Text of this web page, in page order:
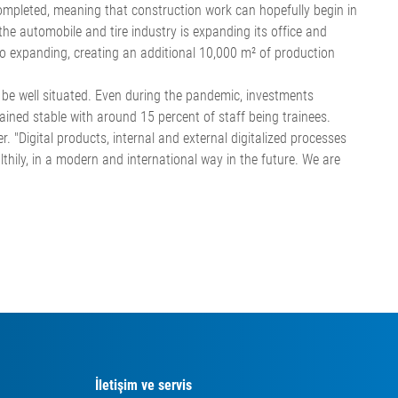
meaning that construction work can hopefully begin in
automobile and tire industry is expanding its office and
expanding, creating an additional 10,000 m² of production
well situated. Even during the pandemic, investments
stable with around 15 percent of staff being trainees.
"Digital products, internal and external digitalized processes
in a modern and international way in the future. We are
İletişim ve servis